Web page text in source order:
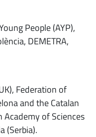
People (AYP),
DEMETRA,
Federation of
and the Catalan
Academy of Sciences
(Serbia).